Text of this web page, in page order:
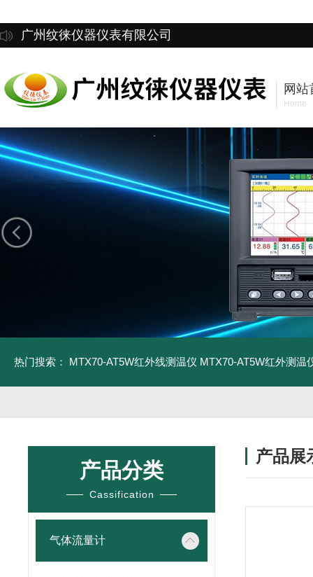
广州纹徕仪器仪表有限公司
网站
Home
热门搜索： MTX70-AT5W红外线测温仪 MTX70-AT5W红外测温
产品分类
Cassification
气体流量计
产品展